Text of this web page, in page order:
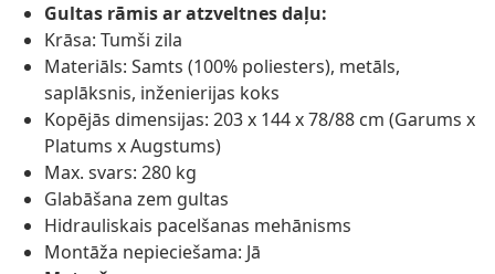
Gultas rāmis ar atzveltnes daļu:
Krāsa: Tumši zila
Materiāls: Samts (100% poliesters), metāls,
saplāksnis, inženierijas koks
Kopējās dimensijas: 203 x 144 x 78/88 cm (Garums x
Platums x Augstums)
Max. svars: 280 kg
Glabāšana zem gultas
Hidrauliskais pacelšanas mehānisms
Montāža nepieciešama: Jā